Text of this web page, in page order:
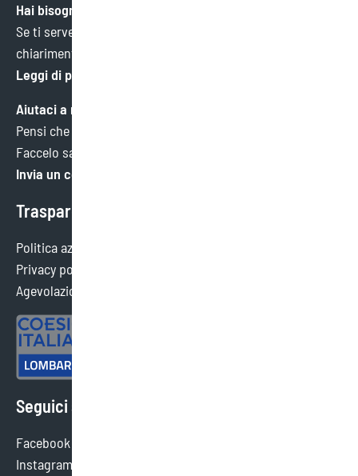
Hai bisogno di aiuto?
Se ti serve un’informazione specifica o hai bisogno di
chiarimenti, ci trovi qui.
Leggi di più
Aiutaci a migliorare
Pensi che potremmo fare meglio in qualche ambito?
Faccelo sapere. Faremo tesoro di ogni consiglio.
Invia un commento
Trasparenza
Politica aziendale
Privacy policy
Agevolazioni ottenute
Seguici sui social
Facebook
Instagram